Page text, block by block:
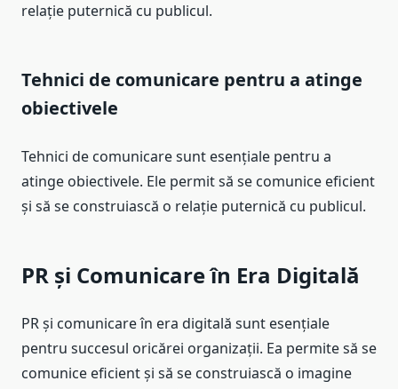
relație puternică cu publicul.
Tehnici de comunicare pentru a atinge
obiectivele
Tehnici de comunicare sunt esențiale pentru a
atinge obiectivele. Ele permit să se comunice eficient
și să se construiască o relație puternică cu publicul.
PR și Comunicare în Era Digitală
PR și comunicare în era digitală sunt esențiale
pentru succesul oricărei organizații. Ea permite să se
comunice eficient și să se construiască o imagine